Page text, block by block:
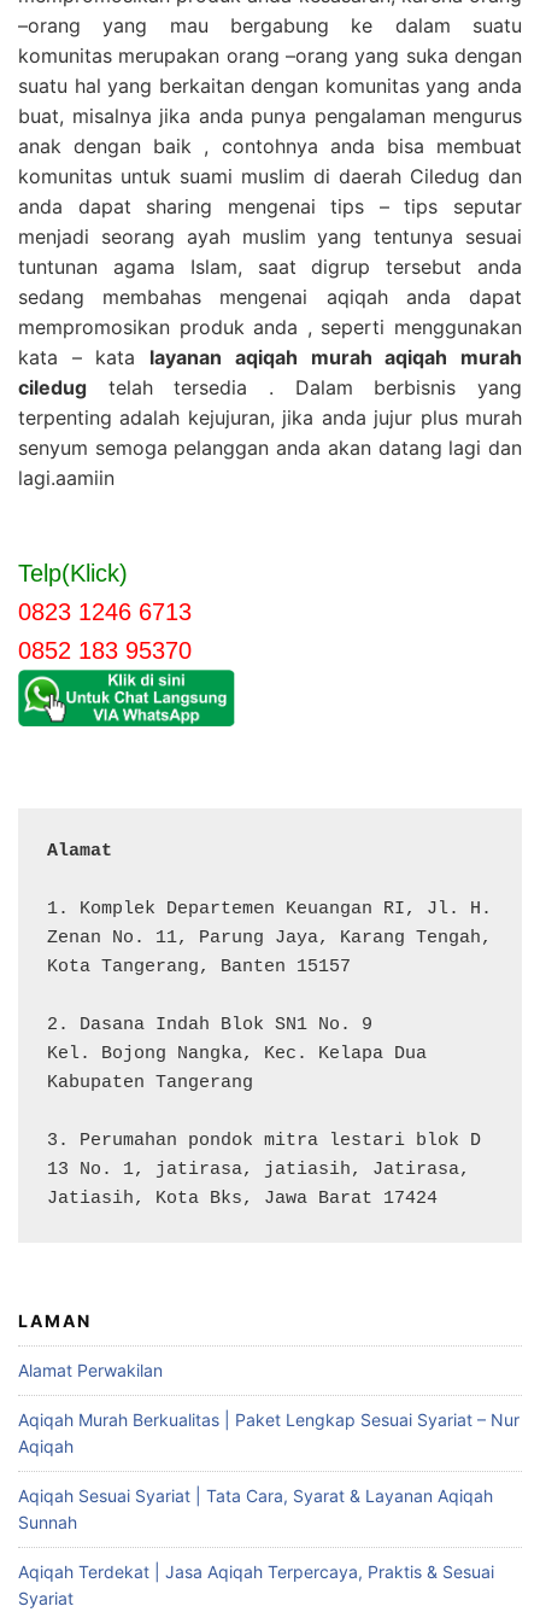
–orang yang mau bergabung ke dalam suatu
komunitas merupakan orang –orang yang suka dengan
suatu hal yang berkaitan dengan komunitas yang anda
buat, misalnya jika anda punya pengalaman mengurus
anak dengan baik , contohnya anda bisa membuat
komunitas untuk suami muslim di daerah Ciledug dan
anda dapat sharing mengenai tips – tips seputar
menjadi seorang ayah muslim yang tentunya sesuai
tuntunan agama Islam, saat digrup tersebut anda
sedang membahas mengenai aqiqah anda dapat
mempromosikan produk anda , seperti menggunakan
kata – kata layanan aqiqah murah aqiqah murah
ciledug telah tersedia . Dalam berbisnis yang
terpenting adalah kejujuran, jika anda jujur plus murah
senyum semoga pelanggan anda akan datang lagi dan
lagi.aamiin
Telp(Klick)
0823 1246 6713
0852 183 95370
Alamat
1. Komplek Departemen Keuangan RI, Jl. H.
Zenan No. 11, Parung Jaya, Karang Tengah,
Kota Tangerang, Banten 15157
2. Dasana Indah Blok SN1 No. 9
Kel. Bojong Nangka, Kec. Kelapa Dua
Kabupaten Tangerang
3. Perumahan pondok mitra lestari blok D
13 No. 1, jatirasa, jatiasih, Jatirasa,
Jatiasih, Kota Bks, Jawa Barat 17424
LAMAN
Alamat Perwakilan
Aqiqah Murah Berkualitas | Paket Lengkap Sesuai Syariat – Nur
Aqiqah
Aqiqah Sesuai Syariat | Tata Cara, Syarat & Layanan Aqiqah
Sunnah
Aqiqah Terdekat | Jasa Aqiqah Terpercaya, Praktis & Sesuai
Syariat